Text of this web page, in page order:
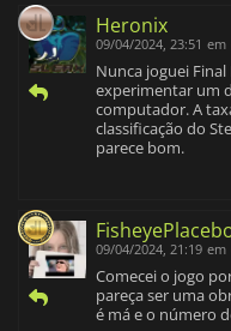
Heronix
09/04/2024, 23:51 em
Nunca joguei
experimentar um
computador. A
classificação do
parece bom.
09/04/2024, 21:19 em
Comecei o jogo
pareça ser uma
é má e o número